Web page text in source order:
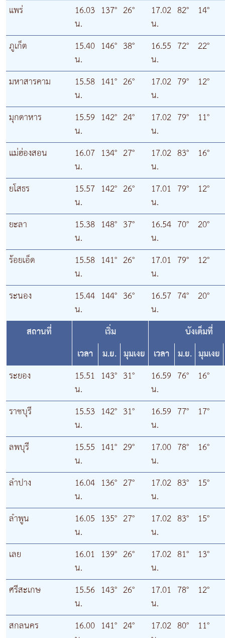
แพร่ 16.03
น.
137° 26° 17.02
น.
82° 14°
ภูเก็ต 15.40
น.
146° 38° 16.55
น.
72° 22°
มหาสารคาม 15.58
น.
141° 26° 17.02
น.
79° 12°
มุกดาหาร 15.59
น.
142° 24° 17.02
น.
79° 11°
แม่ฮ่องสอน 16.07
น.
134° 27° 17.02
น.
83° 16°
ยโสธร 15.57
น.
142° 26° 17.01
น.
79° 12°
ยะลา 15.38
น.
148° 37° 16.54
น.
70° 20°
ร้อยเอ็ด 15.58
น.
141° 26° 17.01
น.
79° 12°
ระนอง 15.44
น.
144° 36° 16.57
น.
74° 20°
สถานที่ เริ่ม
บังเต็มที่
เวลา ม.ย. มุมเงย เวลา ม.ย. มุมเงย
ระยอง
15.51
น.
143° 31° 16.59
น.
76° 16°
ราชบุรี 15.53
น.
142° 31° 16.59
น.
77° 17°
ลพบุรี 15.55
น.
141° 29° 17.00
น.
78° 16°
ลำปาง 16.04
น.
136° 27° 17.02
น.
83° 15°
ลำพูน 16.05
น.
135° 27° 17.02
น.
83° 15°
เลย 16.01
น.
139° 26° 17.02
น.
81° 13°
ศรีสะเกษ 15.56
น.
143° 26° 17.01
น.
78° 12°
สกลนคร 16.00 141° 24° 17.02 80° 11°